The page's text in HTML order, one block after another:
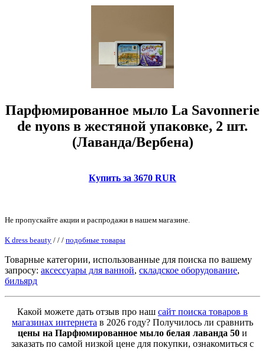
Парфюмированное мыло La Savonnerie
de nyons в жестяной упаковке, 2 шт.
(Лаванда/Вербена)
Купить за 3670 RUR
Не пропускайте акции и распродажи в нашем магазине.
K dress beauty / / / подобные товары
Товарные категории, использованные для поиска по вашему
запросу: аксессуары для ванной, складское оборудование,
бильярд
Какой можете дать отзыв про наш сайт поиска товаров в
магазинах интернета в 2026 году? Получилось ли сравнить
цены на Парфюмированное мыло белая лаванда 50 и
заказать по самой низкой цене для покупки, ознакомиться с